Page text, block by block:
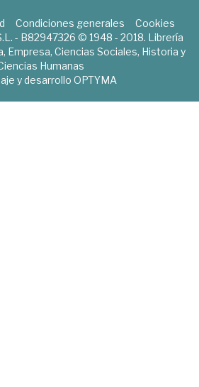
Condiciones generales
Cookies
- B82947326 © 1948 - 2018. Librería
Empresa, Ciencias Sociales, Historia y
Humanas
y desarrollo OPTYMA